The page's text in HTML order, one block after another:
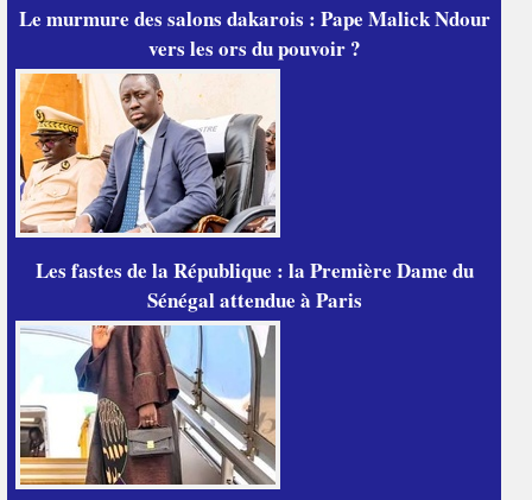
Le murmure des salons dakarois : Pape Malick Ndour
vers les ors du pouvoir ?
Les fastes de la République : la Première Dame du
Sénégal attendue à Paris